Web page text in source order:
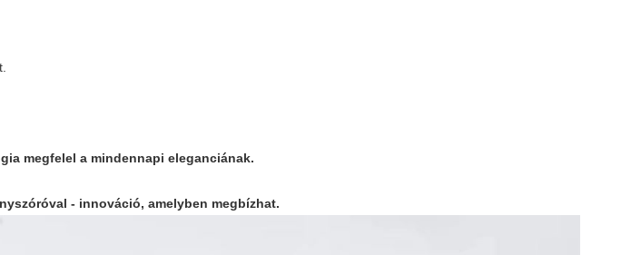
megfelel a mindennapi eleganciának.
- innováció, amelyben megbízhat.